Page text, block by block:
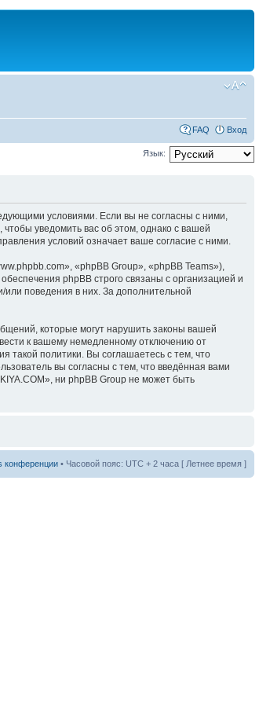
FAQ Вход
Язык:
условиями. Если вы не согласны с ними,
уведомить вас об этом, однако с вашей
условий означает ваше согласие с ними.
«phpBB Group», «phpBB Teams»),
phpBB строго связаны с организацией и
или поведения в них. За дополнительной
которые могут нарушить законы вашей
к вашему немедленному отключению от
такой политики. Вы соглашаетесь с тем, что
вы согласны с тем, что введённая вами
ни phpBB Group не может быть
конференции • Часовой пояс: UTC + 2 часа [ Летнее время ]